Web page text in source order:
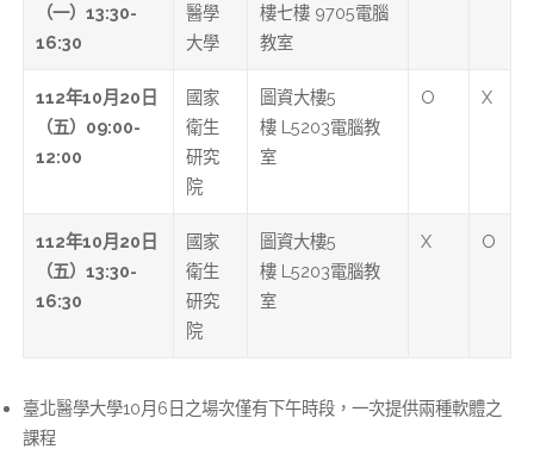
（一）13:30-
16:30
醫學
大學
樓七樓 9705電腦
教室
112年10月20日
（五）09:00-
12:00
國家
衛生
研究
院
圖資大樓5
樓 L5203電腦教
室
O X
112年10月20日
（五）13:30-
16:30
國家
衛生
研究
院
圖資大樓5
樓 L5203電腦教
室
X O
臺北醫學大學10月6日之場次僅有下午時段，一次提供兩種軟體之
課程